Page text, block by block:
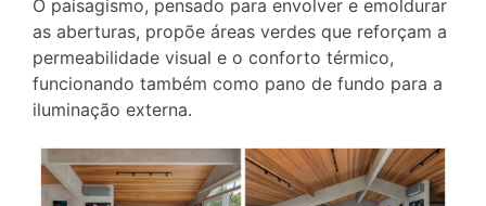
O paisagismo, pensado para envolver e emoldurar
as aberturas, propõe áreas verdes que reforçam a
permeabilidade visual e o conforto térmico,
funcionando também como pano de fundo para a
iluminação externa.